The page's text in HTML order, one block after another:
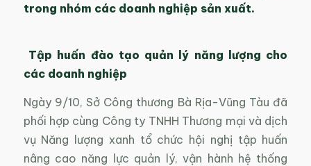
trong nhóm các doanh nghiệp sản xuất.
Tập huấn đào tạo quản lý năng lượng cho
các doanh nghiệp
Ngày 9/10, Sở Công thương Bà Rịa-Vũng Tàu đã
phối hợp cùng Công ty TNHH Thương mại và dịch
vụ Năng lượng xanh tổ chức hội nghị tập huấn
nâng cao năng lực quản lý, vận hành hệ thống